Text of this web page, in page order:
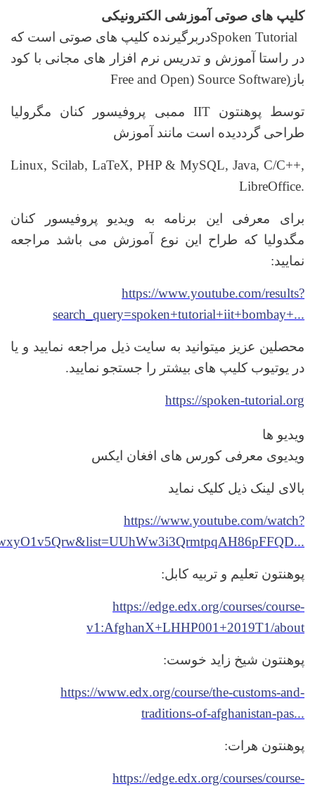
کلیپ های صوتی آموزشی الکترونیکی
Spoken Tutorial ‌دربرگیرنده کلیپ های صوتی است که
در راستا آموزش و تدریس نرم افزار های مجانی با کود
باز Free and Open) Source Software)
توسط پوهنتون IIT‌ ممبی پروفیسور کنان مگرولیا
طراحی گرددیده است مانند آموزش
Linux, Scilab, LaTeX, PHP & MySQL, Java, C/C++,
LibreOffice.
برای معرفی این برنامه به ویدیو پروفیسور کنان
مگدولیا که طراح این نوع آموزش می باشد مراجعه
نمایید:
https://www.youtube.com/results?
search_query=spoken+tutorial+iit+bombay+...
محصلین عزیز میتوانید به سایت ذیل مراجعه نمایید و یا
در یوتیوب کلیپ های بیشتر را جستجو نمایید.
https://spoken-tutorial.org
ویدیو ها
ویدیوی معرفی کورس های افغان ایکس
بالای لینک ذیل کلیک نماید
https://www.youtube.com/watch?
پوهنتون تعلیم و تربیه کابل:
https://edge.edx.org/courses/course-
v1:AfghanX+LHHP001+2019T1/about
پوهنتون شیخ زاید خوست:
https://www.edx.org/course/the-customs-and-
traditions-of-afghanistan-pas...
پوهنتون هرات:
https://edge.edx.org/courses/course-